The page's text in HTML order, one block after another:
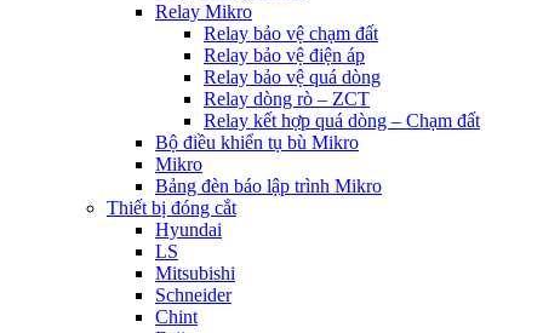
Relay Mikro
Relay bảo vệ chạm đất
Relay bảo vệ điện áp
Relay bảo vệ quá dòng
Relay dòng rò – ZCT
Relay kết hợp quá dòng – Chạm đất
Bộ điều khiển tụ bù Mikro
Mikro
Bảng đèn báo lập trình Mikro
Thiết bị đóng cắt
Hyundai
LS
Mitsubishi
Schneider
Chint